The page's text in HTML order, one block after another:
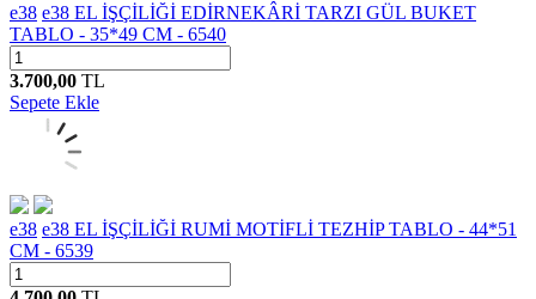
e38 e38 EL İŞÇİLİĞİ EDİRNEKÂRİ TARZI GÜL BUKET
TABLO - 35*49 CM - 6540
3.700,00 TL
Sepete Ekle
e38 e38 EL İŞÇİLİĞİ RUMİ MOTİFLİ TEZHİP TABLO - 44*51
CM - 6539